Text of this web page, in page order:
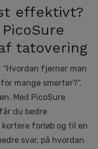
effektivt?
tatovering
fjerner man
mange smerter?”.
Med PicoSure
du bedre
forløb og til en
svar, på hvordan